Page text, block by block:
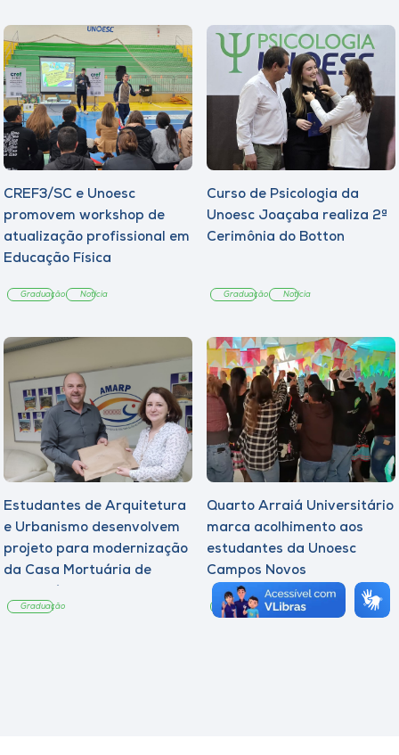
Store
Selecione
o idioma
A+
A-
CREF3/SC e Unoesc
promovem workshop de
atualização profissional em
Educação Física
Graduação Notícia
Curso de Psicologia da
Unoesc Joaçaba realiza 2ª
Cerimônia do Botton
Graduação Notícia
Estudantes de Arquitetura
e Urbanismo desenvolvem
projeto para modernização
da Casa Mortuária de
Graduação
Quarto Arraiá Universitário
marca acolhimento aos
estudantes da Unoesc
Campos Novos
Graduação Notícia